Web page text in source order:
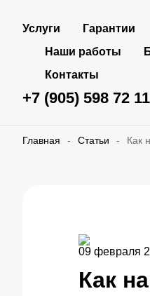
Услуги Гарантии
Наши работы
Контакты
+7 (905) 598 72 11
Главная - Статьи - Как
09 февраля
Как